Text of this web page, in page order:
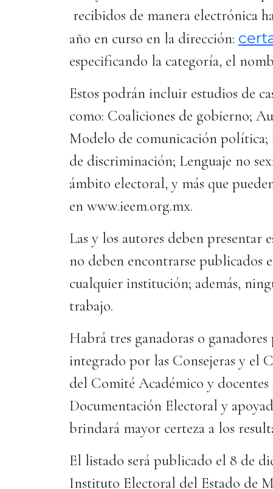
recibidos de manera electrónica
año en curso en la dirección:
especificando la categoría, el
Estos podrán incluir estudios de
como: Coaliciones de gobierno;
Modelo de comunicación política;
de discriminación; Lenguaje no
ámbito electoral, y más que
en www.ieem.org.mx.
Las y los autores deben presentar
no deben encontrarse publicados
cualquier institución; además,
trabajo.
Habrá tres ganadoras o
integrado por las Consejeras y el
del Comité Académico y
Documentación Electoral y
brindará mayor certeza a los
El listado será publicado el 8 de
Instituto Electoral del Estado de